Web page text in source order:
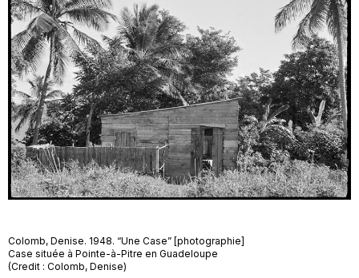
Colomb, Denise. 1948. “Une Case” [photographie]
Case située à Pointe-à-Pitre en Guadeloupe
(Credit : Colomb, Denise)